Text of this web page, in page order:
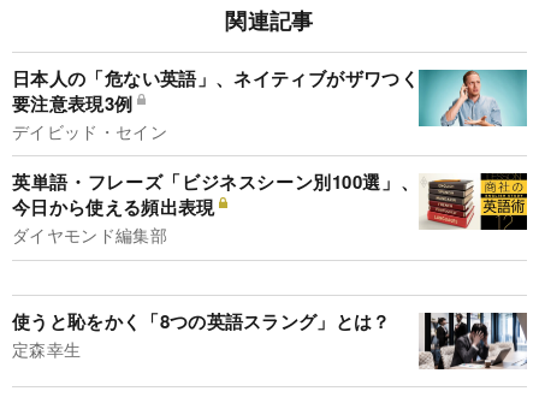
関連記事
日本人の「危ない英語」、ネイティブがザワつく
要注意表現3例
デイビッド・セイン
英単語・フレーズ「ビジネスシーン別100選」、
今日から使える頻出表現
ダイヤモンド編集部
使うと恥をかく「8つの英語スラング」とは？
定森幸生